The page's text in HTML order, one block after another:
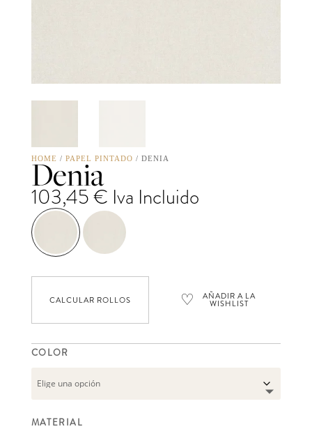
HOME / PAPEL PINTADO / DENIA
Denia
103,45€ Iva Incluido
CALCULAR ROLLOS ♡ AÑADIR A LA
WISHLIST
COLOR
MATERIAL